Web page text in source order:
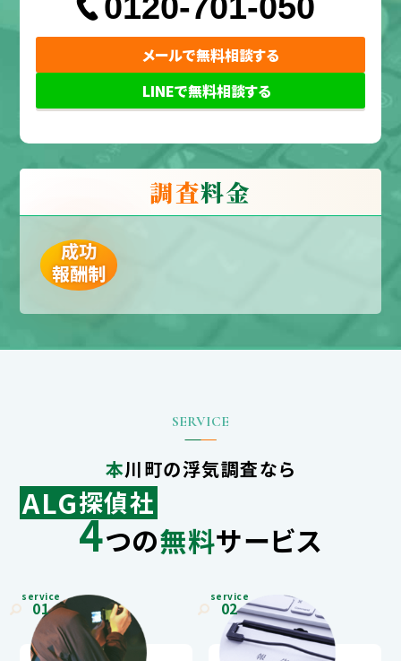
メールで無料相談する
LINEで無料相談する
調査料金
成功
報酬制
本川町の浮気調査なら
ALG探偵社
4つの無料サービス
service
01
service
02